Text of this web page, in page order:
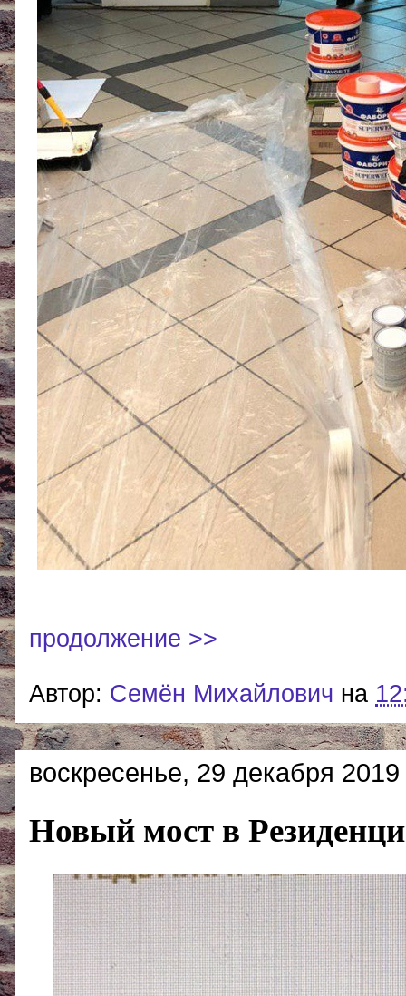
продолжение >>
Автор: Cемён Михайлович на
воскресенье, 29 декабря 2019
Новый мост в